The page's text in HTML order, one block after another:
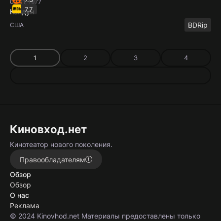
7.7
02:01, 1977
Колдун
США BDRip
1 2 3 4
Киновход.нет
Кинотеатор нового поколения.
Правообладателям
Обзор
Обзор
О нас
Реклама
© 2024 Kinovhod.net Материалы предоставлены только